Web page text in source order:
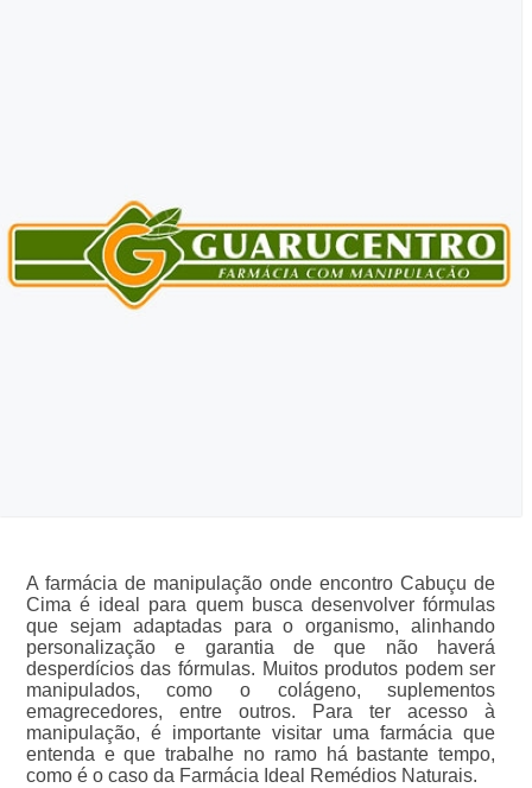
A farmácia de manipulação onde encontro Cabuçu de
Cima é ideal para quem busca desenvolver fórmulas
que sejam adaptadas para o organismo, alinhando
personalização e garantia de que não haverá
desperdícios das fórmulas. Muitos produtos podem ser
manipulados, como o colágeno, suplementos
emagrecedores, entre outros. Para ter acesso à
manipulação, é importante visitar uma farmácia que
entenda e que trabalhe no ramo há bastante tempo,
como é o caso da Farmácia Ideal Remédios Naturais.